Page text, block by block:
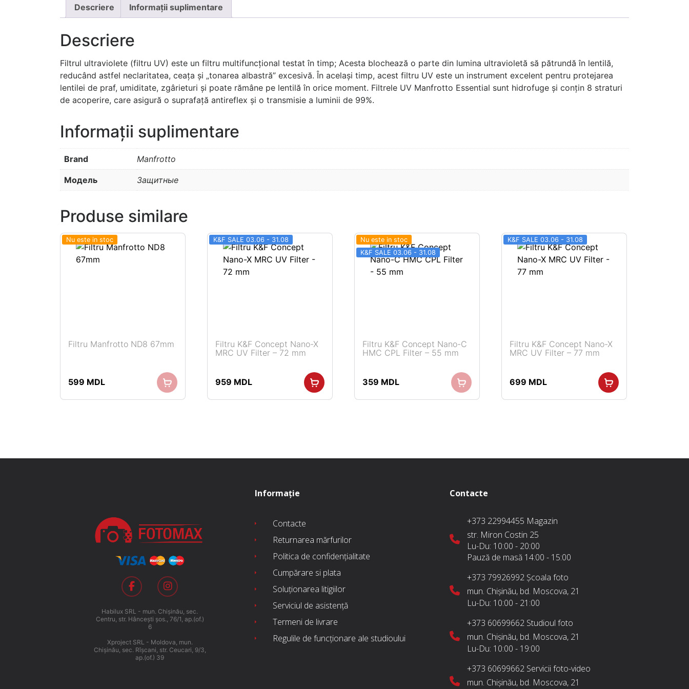
Descriere Informații suplimentare
Descriere
Filtrul ultraviolete (filtru UV) este un filtru multifuncțional testat în timp; Acesta blochează o parte din lumina ultravioletă să pătrundă în lentilă,
reducând astfel neclaritatea, ceața și „tonarea albastră” excesivă. În același timp, acest filtru UV este un instrument excelent pentru protejarea
lentilei de praf, umiditate, zgârieturi și poate rămâne pe lentilă în orice moment. Filtrele UV Manfrotto Essential sunt hidrofuge și conțin 8 straturi
de acoperire, care asigură o suprafață antireflex și o transmisie a luminii de 99%.
Informații suplimentare
Brand Manfrotto
Модель Защитные
Produse similare
Nu este in stoc
Filtru Manfrotto ND8 67mm
599 MDL
K&F SALE 03.06 - 31.08
Filtru K&F Concept Nano-X
MRC UV Filter – 72 mm
959 MDL
Nu este in stoc
K&F SALE 03.06 - 31.08
Filtru K&F Concept Nano-C
HMC CPL Filter – 55 mm
359 MDL
K&F SALE 03.06 - 31.08
Filtru K&F Concept Nano-X
MRC UV Filter – 77 mm
699 MDL
Habilux SRL - mun. Chişinău, sec.
Centru, str. Hânceşti şos., 76/1, ap.(of.)
6
Xproject SRL - Moldova, mun.
Chişinău, sec. Rîşcani, str. Ceucari, 9/3,
ap.(of.) 39
Informație
Contacte
Returnarea mărfurilor
Politica de confidențialitate
Cumpărare si plata
Soluționarea litigiilor
Serviciul de asistență
Termeni de livrare
Regulile de funcționare ale studioului
Contacte
+373 22994455 Magazin
str. Miron Costin 25
Lu-Du: 10:00 - 20:00
Pauză de masă 14:00 - 15:00
+373 79926992 Școala foto
mun. Chișinău, bd. Moscova, 21
Lu-Du: 10:00 - 21:00
+373 60699662 Studioul foto
mun. Chișinău, bd. Moscova, 21
Lu-Du: 10:00 - 19:00
+373 60699662 Servicii foto-video
mun. Chișinău, bd. Moscova, 21